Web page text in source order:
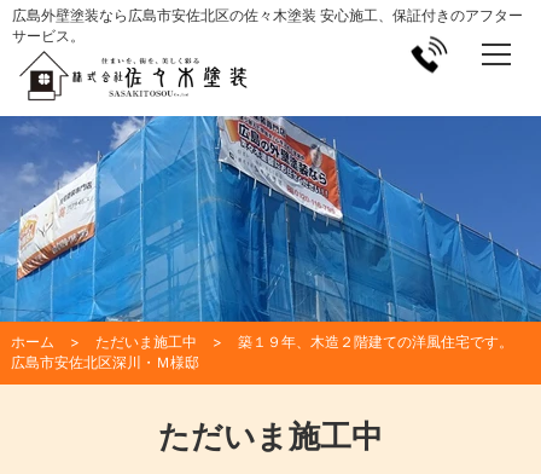
広島外壁塗装なら広島市安佐北区の佐々木塗装 安心施工、保証付きのアフター
サービス。
ホーム ただいま施工中
築１９年、木造２階建ての洋風住宅です。
広島市安佐北区深川・Ｍ様邸
ただいま施工中